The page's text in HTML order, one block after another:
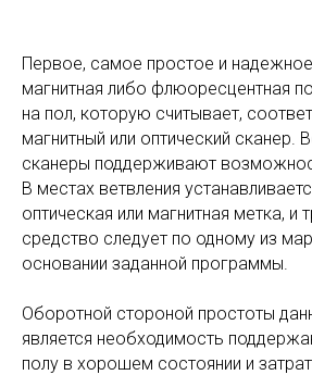
Первое, самое простое и
магнитная либо флюоресцентная
на пол, которую считывает,
магнитный или оптический сканер.
сканеры поддерживают
В местах ветвления
оптическая или магнитная метка, и
средство следует по одному из
основании заданной программы.
Оборотной стороной простоты
является необходимость
полу в хорошем состоянии и